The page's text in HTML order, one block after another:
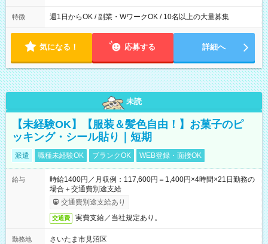
特徴 週1日からOK / 副業・WワークOK / 10名以上の大量募集
気になる！ 応募する 詳細へ
未読
【未経験OK】【服装＆髪色自由！】お菓子のピ
ッキング・シール貼り｜短期
派遣 職種未経験OK ブランクOK WEB登録・面接OK
給与
時給1400円／月収例：117,600円＝1,400円×4時間×21日勤務の
場合＋交通費別途支給
交通費別途支給あり
交通費 実費支給／当社規定あり。
勤務地
さいたま市見沼区